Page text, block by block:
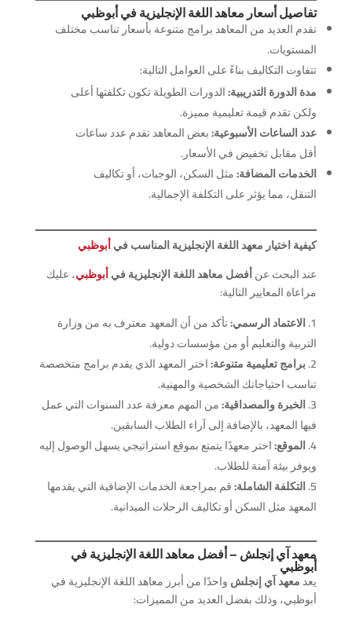
تفاصيل أسعار معاهد اللغة الإنجليزية فيأبوظبي
تقدم العديد من المعاهد برامج متنوعة بأسعار تناسب مختلف
المستويات.
تتفاوت التكاليف بناءً على العوامل التالية:
مدة الدورة التدريبية:الدورات الطويلة تكون تكلفتها أعلى
ولكن تقدم قيمة تعليمية مميزة.
عدد الساعات الأسبوعية:بعض المعاهد تقدم عدد ساعات
أقل مقابل تخفيض في الأسعار.
الخدمات المضافة:مثل السكن، الوجبات، أو تكاليف
التنقل، مما يؤثر على التكلفة الإجمالية.
كيفية اختيار معهد اللغة الإنجليزية المناسب فيأبوظبي
عند البحث عنأفضل معاهد اللغة الإنجليزية فيأبوظبي، عليك
مراعاة المعايير التالية:
الاعتماد الرسمي:تأكد من أن المعهد معترف به من وزارة
التربية والتعليم أو من مؤسسات دولية.
برامج تعليمية متنوعة:اختر المعهد الذي يقدم برامج متخصصة
تناسب احتياجاتك الشخصية والمهنية.
الخبرة والمصداقية:من المهم معرفة عدد السنوات التي عمل
فيها المعهد، بالإضافة إلى آراء الطلاب السابقين.
الموقع:اختر معهدًا يتمتع بموقع استراتيجي يسهل الوصول إليه
ويوفر بيئة آمنة للطلاب.
التكلفة الشاملة:قم بمراجعة الخدمات الإضافية التي يقدمها
المعهد مثل السكن أو تكاليف الرحلات الميدانية.
معهد آي إنجلش – أفضل معاهد اللغة الإنجليزية في
أبوظبي
يعدمعهد آي إنجلشواحدًا من أبرز معاهد اللغة الإنجليزية في
أبوظبي، وذلك بفضل العديد من المميزات: